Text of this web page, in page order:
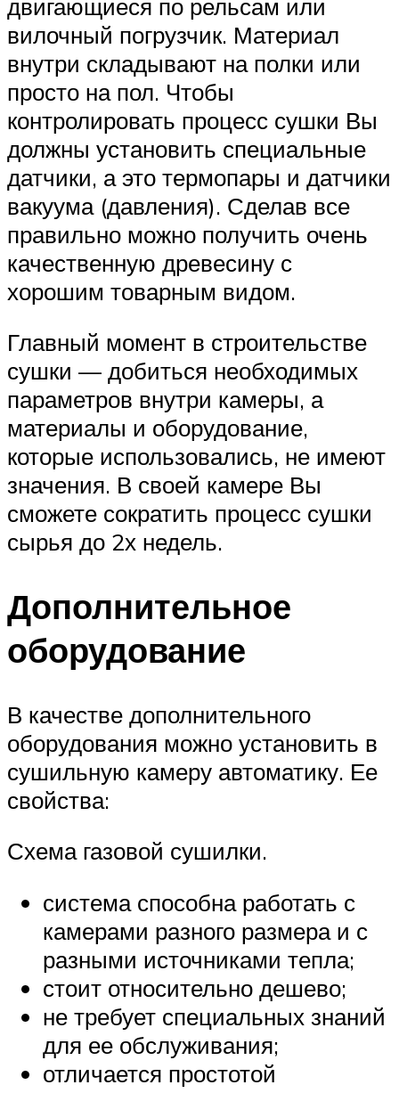
двигающиеся по рельсам или
вилочный погрузчик. Материал
внутри складывают на полки или
просто на пол. Чтобы
контролировать процесс сушки Вы
должны установить специальные
датчики, а это термопары и датчики
вакуума (давления). Сделав все
правильно можно получить очень
качественную древесину с
хорошим товарным видом.
Главный момент в строительстве
сушки — добиться необходимых
параметров внутри камеры, а
материалы и оборудование,
которые использовались, не имеют
значения. В своей камере Вы
сможете сократить процесс сушки
сырья до 2х недель.
Дополнительное
оборудование
В качестве дополнительного
оборудования можно установить в
сушильную камеру автоматику. Ее
свойства:
Схема газовой сушилки.
система способна работать с
камерами разного размера и с
разными источниками тепла;
стоит относительно дешево;
не требует специальных знаний
для ее обслуживания;
отличается простотой